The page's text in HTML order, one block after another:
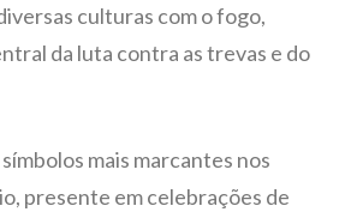
culturas com o fogo,
da luta contra as trevas e do
mais marcantes nos
presente em celebrações de